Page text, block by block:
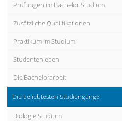
Prüfungen im Bachelor Studium
Zusätzliche Qualifikationen
Praktikum im Studium
Studentenleben
Die Bachelorarbeit
Die beliebtesten Studiengänge
Biologie Studium